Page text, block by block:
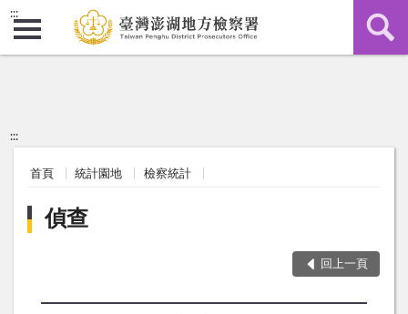
:::
:::
首頁 統計園地 檢察統計
偵查
回上一頁